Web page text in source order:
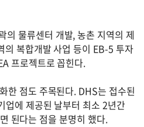
의 물류센터 개발, 농촌 지역의 제
의 복합개발 사업 등이 EB-5 투자
프로젝트로 꼽힌다.
한 점도 주목된다. DHS는 접수된
업에 제공된 날부터 최소 2년간
된다는 점을 분명히 했다.